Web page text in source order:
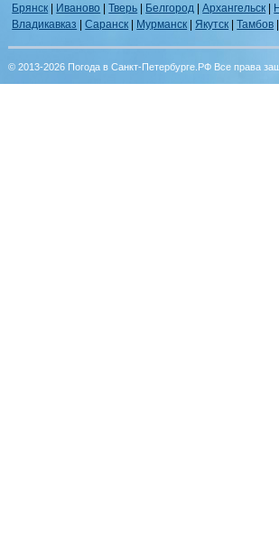
Брянск | Иваново |Тверь | Белгород |Архангельск |
Владикавказ |Саранск | Мурманск | Якутск |Тамбов |
© 2013-2026 Погода в Санкт-Петербурге.РФ Все права